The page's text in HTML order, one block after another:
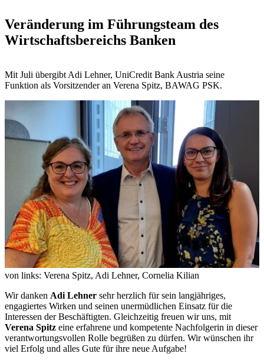
Veränderung im Führungsteam des
Wirtschaftsbereichs Banken
Mit Juli übergibt Adi Lehner, UniCredit Bank Austria seine
Funktion als Vorsitzender an Verena Spitz, BAWAG PSK.
von links: Verena Spitz, Adi Lehner, Cornelia Kilian
Wir danken Adi Lehner sehr herzlich für sein langjähriges,
engagiertes Wirken und seinen unermüdlichen Einsatz für die
Interessen der Beschäftigten. Gleichzeitig freuen wir uns, mit
Verena Spitz eine erfahrene und kompetente Nachfolgerin in dieser
verantwortungsvollen Rolle begrüßen zu dürfen. Wir wünschen ihr
viel Erfolg und alles Gute für ihre neue Aufgabe!